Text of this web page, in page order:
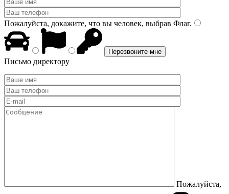
Пожалуйста, докажите, что вы человек, выбрав Флаг.
Письмо директору
Пожалуйста,